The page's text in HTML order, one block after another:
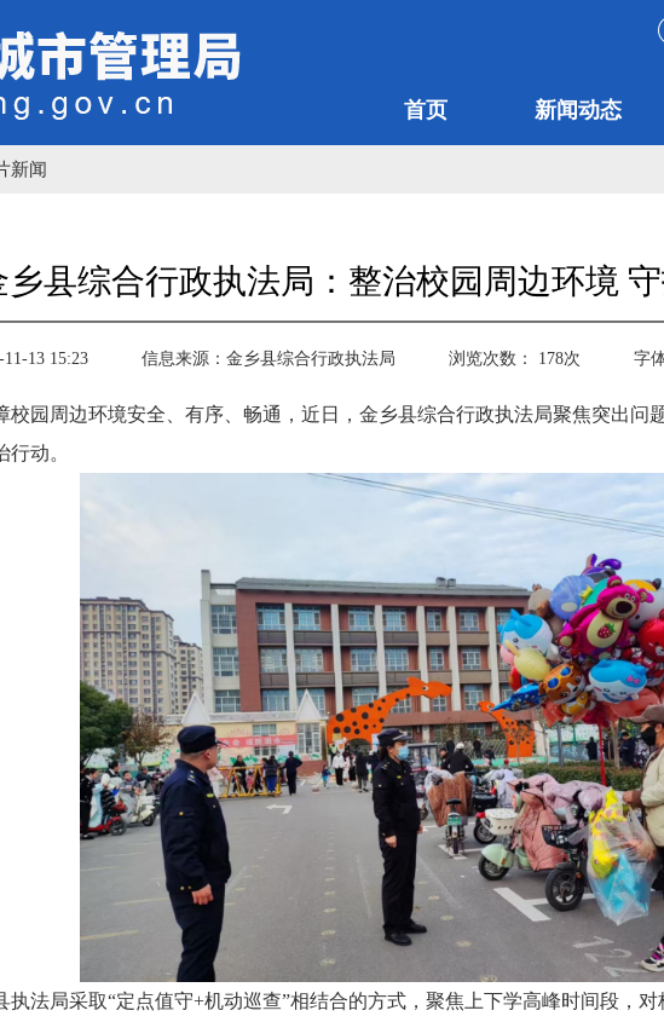
首页 新闻动态
新闻
乡县综合行政执法局：整治校园周边环境
13 15:23 信息来源： 金乡县综合行政执法局 浏览次数： 178次 字
校园周边环境安全、有序、畅通，近日，金乡县综合行政执法局聚焦突出问
动。
执法局采取“定点值守+机动巡查”相结合的方式，聚焦上下学高峰时间段，